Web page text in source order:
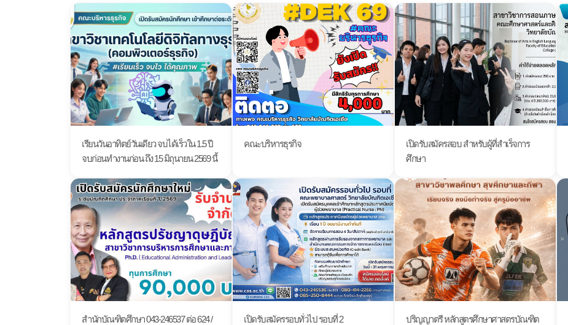
เรียนวันอาทิตย์วันเดียว จบได้เร็วใน 1.5 ปี
จบก่อนทำงานก่อน ถึง 15 มิถุนายน 2569 นี้
คณะบริหารธุรกิจ
เปิดรับสมัครสอบ สำหรับผู้ที่สำเร็จการ
ศึกษา
สำนักบัณฑิตศึกษา 043-246537 ต่อ 624 /
เปิดรับสมัครรอบทั่วไป รอบที่ 2 ปริญญาตรี หลักสูตรศึกษาศาสตรบัณฑิต